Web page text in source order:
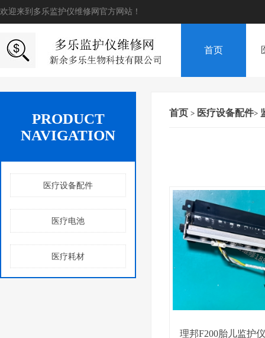
欢迎来到多乐监护仪维修网官方网站！
首页
PRODUCT
NAVIGATION
医疗设备配件
医疗电池
医疗耗材
首页 > 医疗设备配件>